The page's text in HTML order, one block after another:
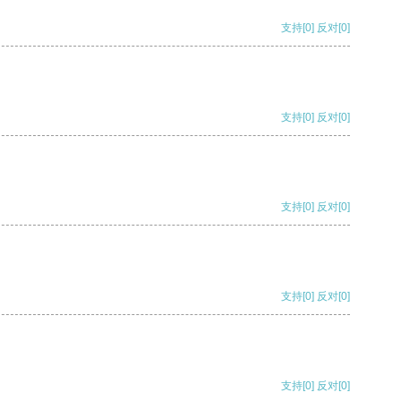
支持[0] 反对[0]
支持[0] 反对[0]
支持[0] 反对[0]
支持[0] 反对[0]
支持[0] 反对[0]